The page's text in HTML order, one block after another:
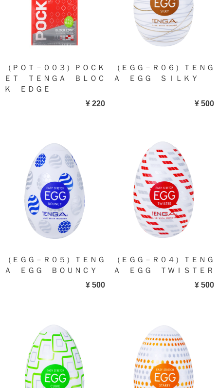
（ＰＯＴ－００３）ＰＯＣＫ
ＥＴ ＴＥＮＧＡ ＢＬＯＣ
Ｋ ＥＤＧＥ
¥ 220
（ＥＧＧ－Ｒ０６）ＴＥＮＧ
Ａ ＥＧＧ ＳＩＬＫＹ
¥ 500
（ＥＧＧ－Ｒ０５）ＴＥＮＧ
Ａ ＥＧＧ ＢＯＵＮＣＹ
¥ 500
（ＥＧＧ－Ｒ０４）ＴＥＮＧ
Ａ ＥＧＧ ＴＷＩＳＴＥＲ
¥ 500